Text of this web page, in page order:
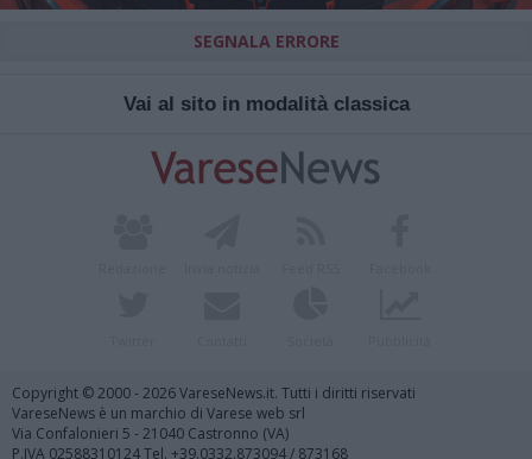
SEGNALA ERRORE
Vai al sito in modalità classica
Copyright © 2000 - 2026 VareseNews.it. Tutti i diritti riservati
VareseNews è un marchio di Varese web srl
Via Confalonieri 5 - 21040 Castronno (VA)
P.IVA 02588310124 Tel. +39.0332.873094 / 873168